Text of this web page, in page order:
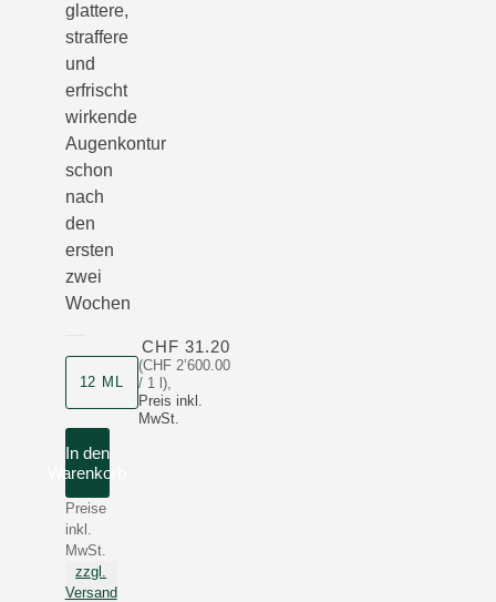
glattere,
straffere
und
erfrischt
wirkende
Augenkontur
schon
nach
den
ersten
zwei
Wochen
Produktgrösse
12 ML
(CHF 2’600.00
/ 1 l),
Preis inkl.
MwSt.
CHF 31.20
In den
Warenkorb
Preise
inkl.
MwSt.
zzgl.
Versand